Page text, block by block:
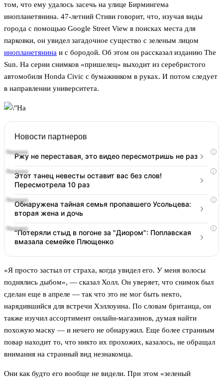
том, что ему удалось засечь на улице Бирмингема
инопланетянина. 47-летний Стиви говорит, что, изучая виды
города с помощью Google Street View в поисках места для
парковки, он увидел загадочное существо с зеленым лицом
инопланетянина и с бородой. Об этом он рассказал изданию The
Sun. На серии снимков «пришелец» выходит из серебристого
автомобиля Honda Civic с бумажником в руках. И потом следует
в направлении университета.
Новости партнеров
i
Ржу не переставая, это видео пересмотришь не раз
i
Этот танец невесты оставит вас без слов!
Пересмотрела 10 раз
i
Обнаружена тайная семья пропавшего Усольцева:
вторая жена и дочь
i
"Потеряли стыд в погоне за "Диором": Поплавская
вмазала семейке Плющенко
«Я просто застыл от страха, когда увидел его. У меня волосы
поднялись дыбом», — сказал Холл. Он уверяет, что снимок был
сделан еще в апреле — так что это не мог быть некто,
нарядившийся для встречи Хэллоуина. По словам британца, он
также изучил ассортимент онлайн-магазинов, думая найти
похожую маску — и нечего не обнаружил. Еще более странным
повар находит то, что никто их прохожих, казалось, не обращал
внимания на странный вид незнакомца.
Они как будто его вообще не видели. При этом «зеленый